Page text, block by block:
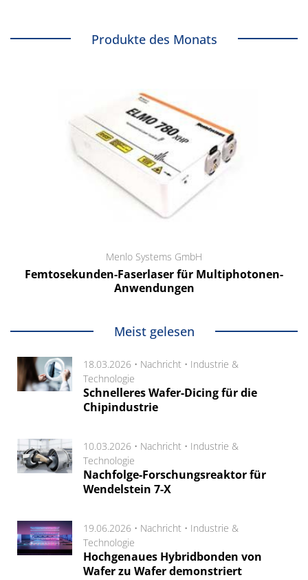
Produkte des Monats
Menlo Systems GmbH
Femtosekunden-Faserlaser für Multiphotonen-
Anwendungen
Meist gelesen
18.03.2026 • Nachricht • Industrie &
Technologie
Schnelleres Wafer-Dicing für die
Chipindustrie
10.03.2026 • Nachricht • Industrie &
Technologie
Nachfolge-Forschungsreaktor für
Wendelstein 7-X
19.06.2026 • Nachricht • Industrie &
Technologie
Hochgenaues Hybridbonden von
Wafer zu Wafer demonstriert